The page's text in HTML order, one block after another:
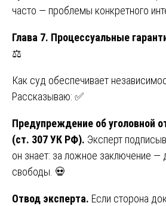
часто — проблемы конкретного
Глава 7. Процессуальные
⚖️
Как суд обеспечивает
Рассказываю: ✅
Предупреждение об уголовной
(ст. 307 УК РФ). Эксперт
он знает: за ложное заключение —
свободы. 💀
Отвод эксперта. Если сторона